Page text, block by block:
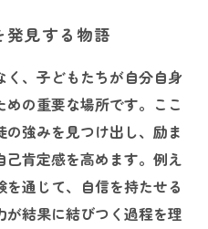
発見する物語
、子どもたちが自分自身
の重要な場所です。ここ
強みを見つけ出し、励ま
己肯定感を高めます。例え
通じて、自信を持たせる
が結果に結びつく過程を理